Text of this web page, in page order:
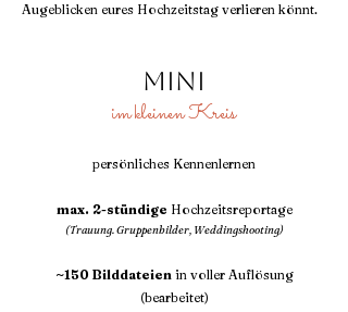
Augeblicken eures Hochzeitstag verlieren könnt.
Mini
im kleinen Kreis
persönliches Kennenlernen
max. 2-stündige Hochzeitsreportage
(Trauung. Gruppenbilder, Weddingshooting)
~150 Bilddateienin voller Auflösung
(bearbeitet)